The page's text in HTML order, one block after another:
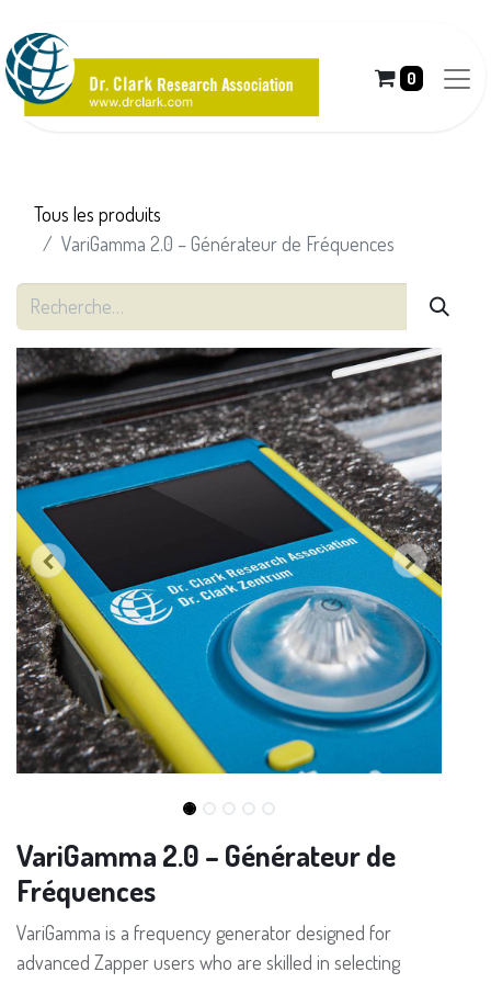
0
Tous les produits
VariGamma 2.0 – Générateur de Fréquences
VariGamma 2.0 – Générateur de
Fréquences
VariGamma is a frequency generator designed for
advanced Zapper users who are skilled in selecting